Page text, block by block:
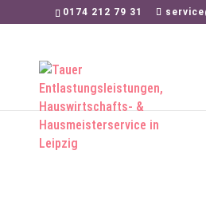
0174 212 79 31